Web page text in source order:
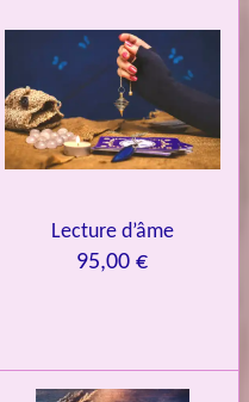
Lecture d’âme
95,00 €